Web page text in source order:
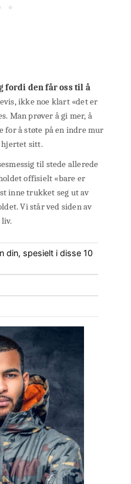
fordi den får oss til å
ikke noe klart «det er
Man prøver å gi mer, å
for å støte på en indre mur
hjertet sitt.
til stede allerede
offisielt «bare er
inne trukket seg ut av
Vi står ved siden av
din, spesielt i disse 10